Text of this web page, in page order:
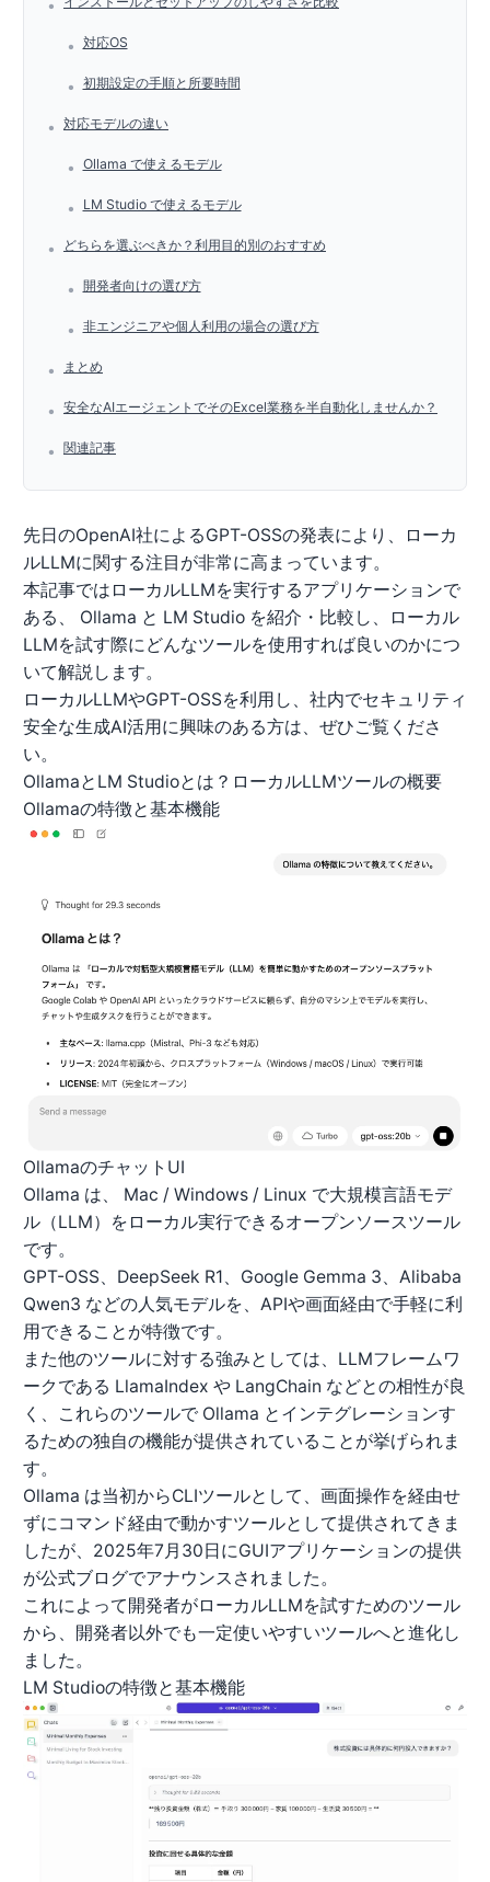
•
• 対応OS
• 初期設定の手順と所要時間
• 対応モデルの違い
• Ollama で使えるモデル
• LM Studio で使えるモデル
• どちらを選ぶべきか？利用目的別のおすすめ
• 開発者向けの選び方
• 非エンジニアや個人利用の場合の選び方
• まとめ
• 安全なAIエージェントでそのExcel業務を半自動化しませんか？
• 関連記事
先日のOpenAI社によるGPT-OSSの発表により、ローカ
ルLLMに関する注目が非常に高まっています。
本記事ではローカルLLMを実行するアプリケーションで
ある、 Ollama と LM Studio を紹介・比較し、ローカル
LLMを試す際にどんなツールを使用すれば良いのかにつ
いて解説します。
ローカルLLMやGPT-OSSを利用し、社内でセキュリティ
安全な生成AI活用に興味のある方は、ぜひご覧くださ
い。
OllamaとLM Studioとは？ローカルLLMツールの概要
Ollamaの特徴と基本機能
OllamaのチャットUI
Ollama は、 Mac / Windows / Linux で大規模言語モデ
ル（LLM）をローカル実行できるオープンソースツール
です。
GPT-OSS、DeepSeek R1、Google Gemma 3、Alibaba
Qwen3 などの人気モデルを、APIや画面経由で手軽に利
用できることが特徴です。
また他のツールに対する強みとしては、LLMフレームワ
ークである LlamaIndex や LangChain などとの相性が良
く、これらのツールで Ollama とインテグレーションす
るための独自の機能が提供されていることが挙げられま
す。
Ollama は当初からCLIツールとして、画面操作を経由せ
ずにコマンド経由で動かすツールとして提供されてきま
したが、2025年7月30日にGUIアプリケーションの提供
が公式ブログでアナウンスされました。
これによって開発者がローカルLLMを試すためのツール
から、開発者以外でも一定使いやすいツールへと進化し
ました。
LM Studioの特徴と基本機能